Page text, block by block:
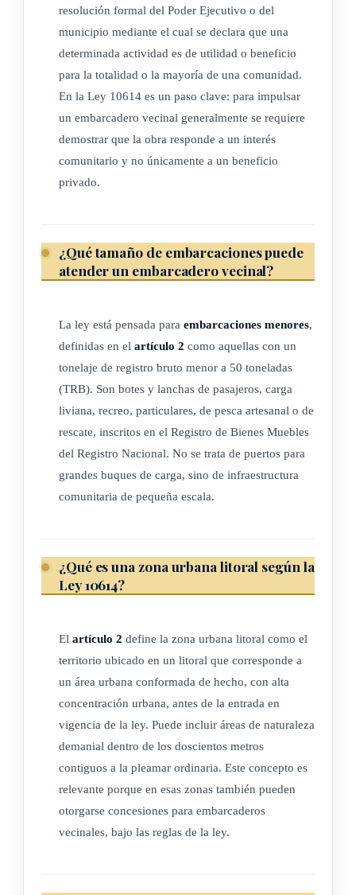
ARTÍCULO 4
Las autoridades competentes correspondientes podrán otorgar
la concesión de un embarcadero vecinal por un plazo
máximo de quince años, prorrogable por períodos
consecutivos iguales a solicitud del interesado. El plazo
El plazo del contrato de concesión y de su prórroga se
determinarán tomando en cuenta las características, la
viabilidad económica y rentabilidad financiera.
ARTÍCULO 5
Normas aplicables
La construcción y administración de embarcaderos vecinales,
así como la prestación de servicios en las áreas destinadas a
este fin, se formalizarán mediante contratos de concesión
de Turismo (ICT) se regirán por las disposiciones de la
presente ley y su reglamento.
Los embarcaderos vecinales deberán contar, como mínimo,
con lo siguiente:
a) Instalación para el atraque, amarre de embarcaciones y
desembarque de personas y carga.
b) Rotulación de acuerdo con las normas técnicas vigentes
resolución formal del Poder Ejecutivo o del
municipio mediante el cual se declara que una
determinada actividad es de utilidad o beneficio
para la totalidad o la mayoría de una comunidad.
En la Ley 10614 es un paso clave: para impulsar
un embarcadero vecinal generalmente se requiere
demostrar que la obra responde a un interés
comunitario y no únicamente a un beneficio
privado.
¿Qué tamaño de embarcaciones puede
atender un embarcadero vecinal?
La ley está pensada para embarcaciones menores,
definidas en el artículo 2 como aquellas con un
tonelaje de registro bruto menor a 50 toneladas
(TRB). Son botes y lanchas de pasajeros, carga
liviana, recreo, particulares, de pesca artesanal o de
rescate, inscritos en el Registro de Bienes Muebles
del Registro Nacional. No se trata de puertos para
grandes buques de carga, sino de infraestructura
comunitaria de pequeña escala.
¿Qué es una zona urbana litoral según la
Ley 10614?
El artículo 2 define la zona urbana litoral como el
territorio ubicado en un litoral que corresponde a
un área urbana conformada de hecho, con alta
concentración urbana, antes de la entrada en
vigencia de la ley. Puede incluir áreas de naturaleza
demanial dentro de los doscientos metros
contiguos a la pleamar ordinaria. Este concepto es
relevante porque en esas zonas también pueden
otorgarse concesiones para embarcaderos
vecinales, bajo las reglas de la ley.